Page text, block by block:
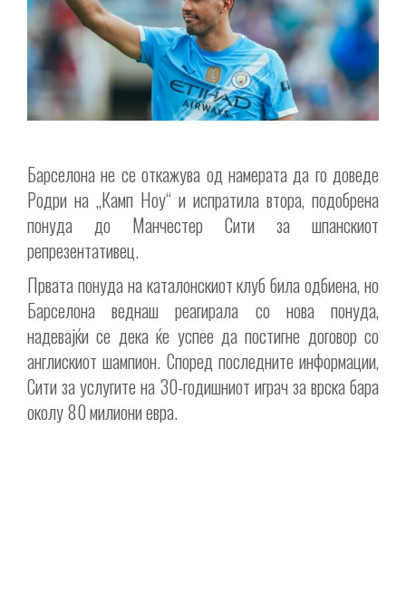
Барселона не се откажува од намерата да го доведе
Родри на „Камп Ноу“ и испратила втора, подобрена
понуда до Манчестер Сити за шпанскиот
репрезентативец.
Првата понуда на каталонскиот клуб била одбиена, но
Барселона веднаш реагирала со нова понуда,
надевајќи се дека ќе успее да постигне договор со
англискиот шампион. Според последните информации,
Сити за услугите на 30-годишниот играч за врска бара
околу 80 милиони евра.